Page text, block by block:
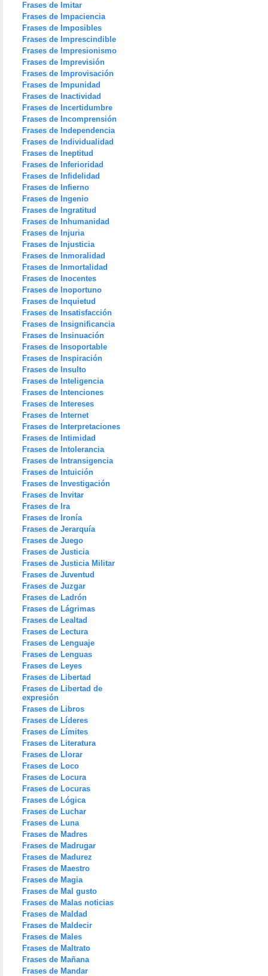
Frases de Imitar
Frases de Impaciencia
Frases de Imposibles
Frases de Imprescindible
Frases de Impresionismo
Frases de Imprevisión
Frases de Improvisación
Frases de Impunidad
Frases de Inactividad
Frases de Incertidumbre
Frases de Incomprensión
Frases de Independencia
Frases de Individualidad
Frases de Ineptitud
Frases de Inferioridad
Frases de Infidelidad
Frases de Infierno
Frases de Ingenio
Frases de Ingratitud
Frases de Inhumanidad
Frases de Injuria
Frases de Injusticia
Frases de Inmoralidad
Frases de Inmortalidad
Frases de Inocentes
Frases de Inoportuno
Frases de Inquietud
Frases de Insatisfacción
Frases de Insignificancia
Frases de Insinuación
Frases de Insoportable
Frases de Inspiración
Frases de Insulto
Frases de Inteligencia
Frases de Intenciones
Frases de Intereses
Frases de Internet
Frases de Interpretaciones
Frases de Intimidad
Frases de Intolerancia
Frases de Intransigencia
Frases de Intuición
Frases de Investigación
Frases de Invitar
Frases de Ira
Frases de Ironía
Frases de Jerarquía
Frases de Juego
Frases de Justicia
Frases de Justicia Militar
Frases de Juventud
Frases de Juzgar
Frases de Ladrón
Frases de Lágrimas
Frases de Lealtad
Frases de Lectura
Frases de Lenguaje
Frases de Lenguas
Frases de Leyes
Frases de Libertad
Frases de Libertad de
expresión
Frases de Libros
Frases de Líderes
Frases de Límites
Frases de Literatura
Frases de Llorar
Frases de Loco
Frases de Locura
Frases de Locuras
Frases de Lógica
Frases de Luchar
Frases de Luna
Frases de Madres
Frases de Madrugar
Frases de Madurez
Frases de Maestro
Frases de Magia
Frases de Mal gusto
Frases de Malas noticias
Frases de Maldad
Frases de Maldecir
Frases de Males
Frases de Maltrato
Frases de Mañana
Frases de Mandar